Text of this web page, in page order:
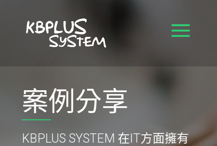
案例分享
KBPLUS SYSTEM 在IT方面擁有